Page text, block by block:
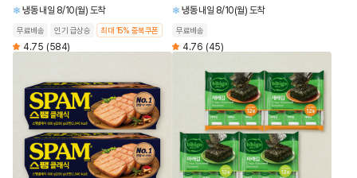
냉동 내일 8/10(월) 도착
무료배송 인기 급상승 최대 15% 중복쿠폰
4.75 (584)
냉동 내일 8/10(월) 도착
무료배송
4.76 (45)